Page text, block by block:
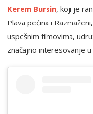
Kerem Bursin, koji je
Plava pećina i
uspešnim filmovima,
značajno interesovanje u